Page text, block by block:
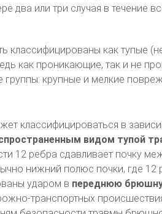
два или три случая в течение
классифицированы как тупые
как проникающие, так и не
крупные и мелкие
классифицироваться в
видом тупой
12 ребра сдавливает почку
нижний полюс почки, где 12
ударом в переднюю
транспортных